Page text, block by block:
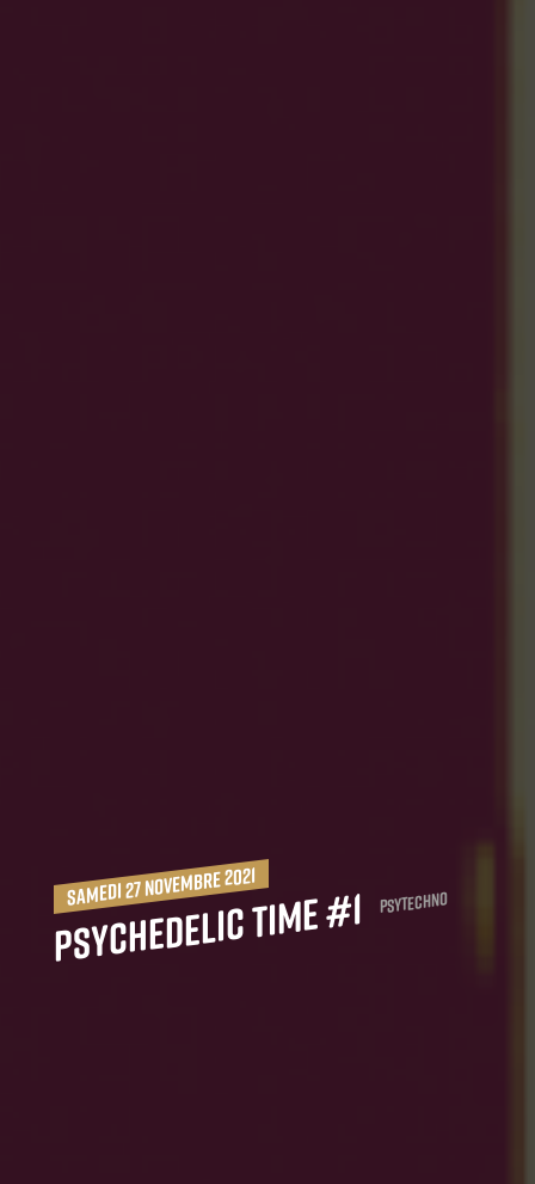
samedi 27 novembre 2021
Psychedelic Time #1 Psytechno